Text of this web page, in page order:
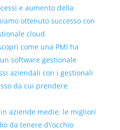
e aumento della
ottenuto successo con
cloud
come una PMI ha
software gestionale
aziendali con i gestionali
da cui prendere
aziende medie: le migliori
da tenere d\’occhio